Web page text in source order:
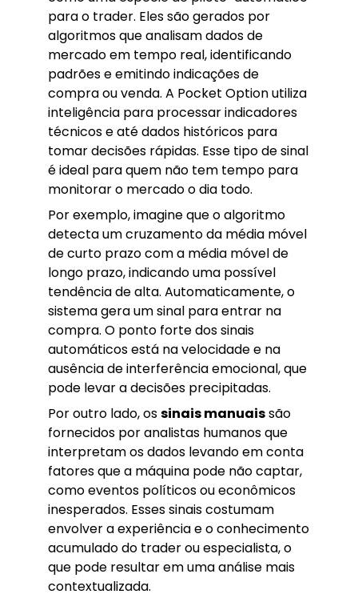
para o trader. Eles são gerados por
algoritmos que analisam dados de
mercado em tempo real, identificando
padrões e emitindo indicações de
compra ou venda. A Pocket Option utiliza
inteligência para processar indicadores
técnicos e até dados históricos para
tomar decisões rápidas. Esse tipo de sinal
é ideal para quem não tem tempo para
monitorar o mercado o dia todo.
Por exemplo, imagine que o algoritmo
detecta um cruzamento da média móvel
de curto prazo com a média móvel de
longo prazo, indicando uma possível
tendência de alta. Automaticamente, o
sistema gera um sinal para entrar na
compra. O ponto forte dos sinais
automáticos está na velocidade e na
ausência de interferência emocional, que
pode levar a decisões precipitadas.
Por outro lado, ossinais manuaissão
fornecidos por analistas humanos que
interpretam os dados levando em conta
fatores que a máquina pode não captar,
como eventos políticos ou econômicos
inesperados. Esses sinais costumam
envolver a experiência e o conhecimento
acumulado do trader ou especialista, o
que pode resultar em uma análise mais
contextualizada.